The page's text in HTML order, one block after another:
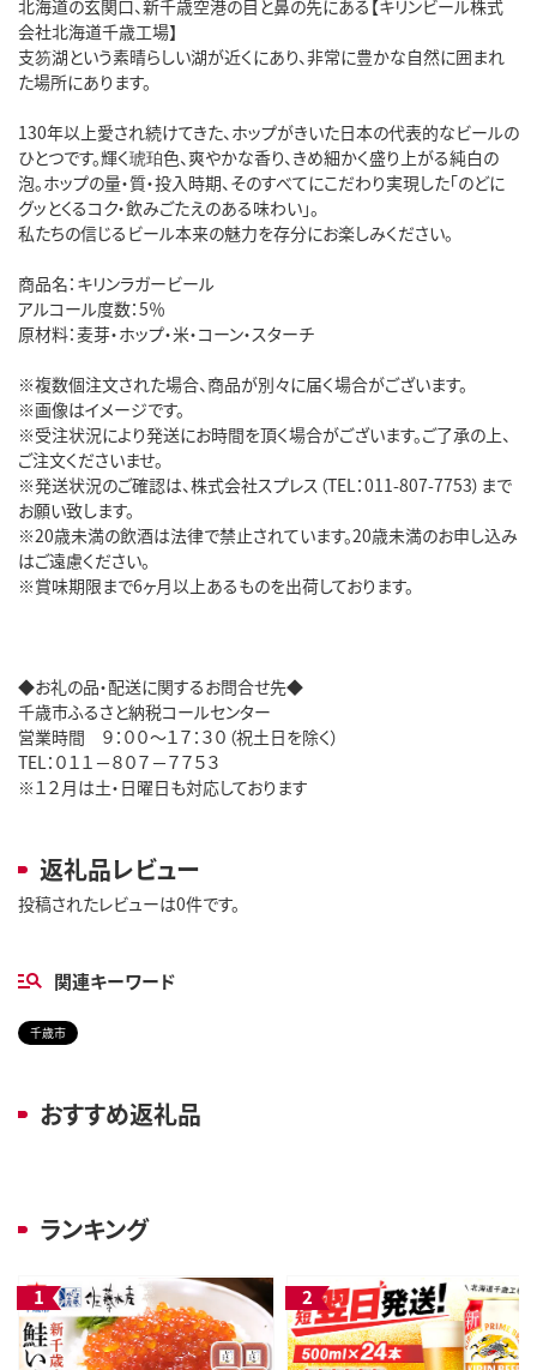
北海道の玄関口、新千歳空港の目と鼻の先にある【キリンビール株式
会社北海道千歳工場】
支笏湖という素晴らしい湖が近くにあり、非常に豊かな自然に囲まれ
た場所にあります。
130年以上愛され続けてきた、ホップがきいた日本の代表的なビールの
ひとつです。輝く琥珀色、爽やかな香り、きめ細かく盛り上がる純白の
泡。ホップの量・質・投入時期、そのすべてにこだわり実現した「のどに
グッとくるコク・飲みごたえのある味わい」。
私たちの信じるビール本来の魅力を存分にお楽しみください。
商品名：キリンラガービール
アルコール度数：5％
原材料：麦芽・ホップ・米・コーン・スターチ
※複数個注文された場合、商品が別々に届く場合がございます。
※画像はイメージです。
※受注状況により発送にお時間を頂く場合がございます。ご了承の上、
ご注文くださいませ。
※発送状況のご確認は、株式会社スプレス（TEL：011-807-7753）まで
お願い致します。
※20歳未満の飲酒は法律で禁止されています。20歳未満のお申し込み
はご遠慮ください。
※賞味期限まで6ヶ月以上あるものを出荷しております。
◆お礼の品・配送に関するお問合せ先◆
千歳市ふるさと納税コールセンター
営業時間 ９：００～１７：３０（祝土日を除く）
TEL：０１１－８０７－７７５３
※１２月は土・日曜日も対応しております
返礼品レビュー
投稿されたレビューは0件です。
関連キーワード
千歳市
おすすめ返礼品
ランキング